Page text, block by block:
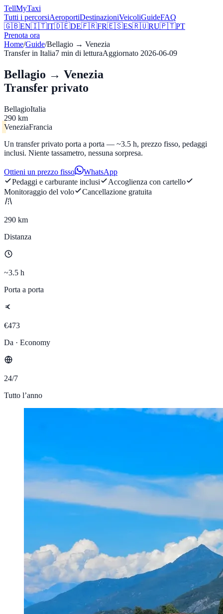
TellMyTaxi
Tutti i percorsiAeroportiDestinazioniVeicoliGuideFAQ
🇬🇧EN🇮🇹IT🇩🇪DE🇫🇷FR🇪🇸ES🇷🇺RU🇵🇹PT
Prenota ora
Home/Guide/Bellagio → Venezia
Transfer in Italia7 min di letturaAggiornato 2026-06-09
Bellagio → Venezia
Transfer privato
BellagioItalia
290 km
VeneziaFrancia
Un transfer privato porta a porta — ~3.5 h, prezzo fisso, pedaggi
inclusi. Niente tassametro, nessuna sorpresa.
Ottieni un prezzo fisso
WhatsApp
Pedaggi e carburante inclusi
Accoglienza con cartello
Monitoraggio del volo
Cancellazione gratuita
290 km
Distanza
~3.5 h
Porta a porta
€473
Da · Economy
24/7
Tutto l’anno